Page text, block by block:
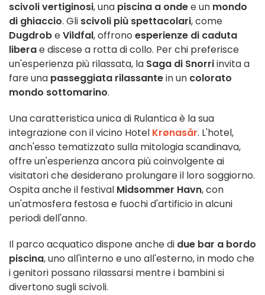
scivoli vertiginosi, una piscina a ondee un mondo
di ghiaccio. Gli scivoli più spettacolari, come
DugdrobeVildfal, offrono esperienze di caduta
liberae discese a rotta di collo. Per chi preferisce
un'esperienza più rilassata, la Saga di Snorriinvita a
fare una passeggiata rilassantein un colorato
mondo sottomarino.
Una caratteristica unica di Rulantica è la sua
integrazione con il vicino Hotel Krønasår. L'hotel,
anch'esso tematizzato sulla mitologia scandinava,
offre un'esperienza ancora più coinvolgente ai
visitatori che desiderano prolungare il loro soggiorno.
Ospita anche il festival Midsommer Havn, con
un'atmosfera festosa e fuochi d'artificio in alcuni
periodi dell'anno.
Il parco acquatico dispone anche di due bar a bordo
piscina, uno all'interno e uno all'esterno, in modo che
i genitori possano rilassarsi mentre i bambini si
divertono sugli scivoli.